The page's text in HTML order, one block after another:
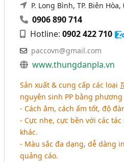
P. Long Bình, TP. Biên Hòa,
0906 890 714
Hotline:0902 422 710
paccovn@gmail.com
www.thungdanpla.vn
Sản xuất & cung cấp các loại
nguyên sinh PP bằng
- Cách âm, cách ấm tốt, độ
- Cực nhẹ, cực bền với các
khác.
- Màu sắc đa dạng, dễ dàng
quảng cáo.